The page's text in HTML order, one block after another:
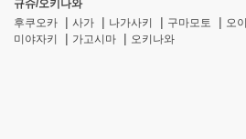
규슈/오키나와
후쿠오카
사가 나가사키 구마모토
오
미야자키
가고시마 오키나와